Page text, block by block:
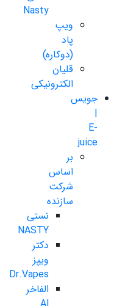
Nasty
ویپ
پاد
(دوکاره)
قلیان
الکترونیکی
جویس
|
E-
juice
بر
اساس
شرکت
سازنده
نستی
NASTY
دکتر
ویپز
Dr.Vapes
الفاخر